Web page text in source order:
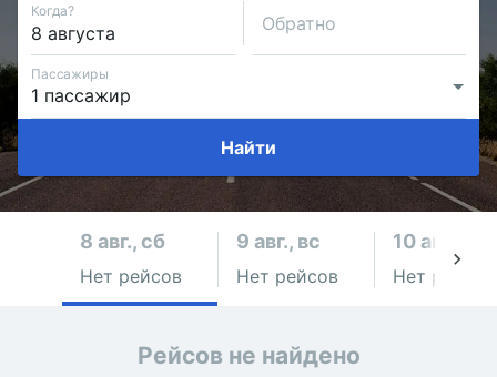
Когда?
Обратно
Пассажиры
Найти
8 авг., сб
Нет рейсов
9 авг., вс
Нет рейсов
10 авг., пн
Нет рейсов
Рейсов не найдено